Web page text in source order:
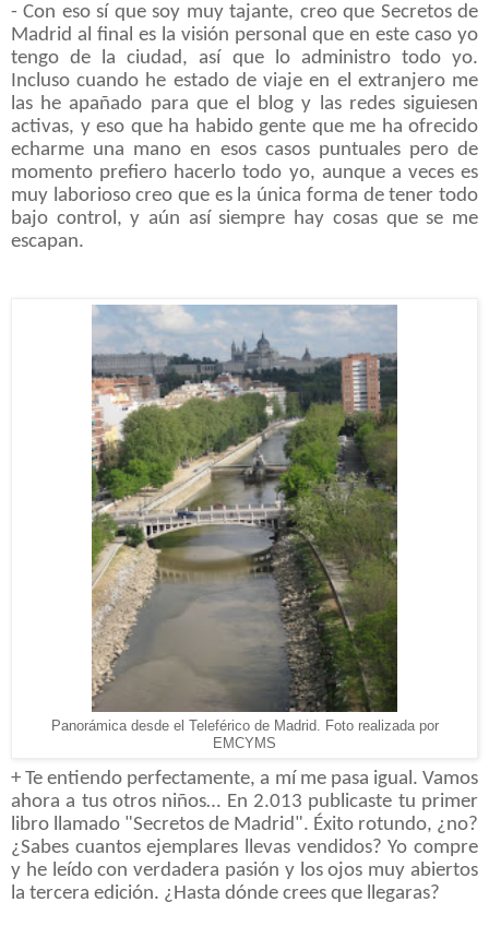
- Con eso sí que soy muy tajante, creo que Secretos de
Madrid al final es la visión personal que en este caso yo
tengo de la ciudad, así que lo administro todo yo.
Incluso cuando he estado de viaje en el extranjero me
las he apañado para que el blog y las redes siguiesen
activas, y eso que ha habido gente que me ha ofrecido
echarme una mano en esos casos puntuales pero de
momento prefiero hacerlo todo yo, aunque a veces es
muy laborioso creo que es la única forma de tener todo
bajo control, y aún así siempre hay cosas que se me
escapan.
Panorámica desde el Teleférico de Madrid. Foto realizada por
EMCYMS
+ Te entiendo perfectamente, a mí me pasa igual. Vamos
ahora a tus otros niños… En 2.013 publicaste tu primer
libro llamado "Secretos de Madrid". Éxito rotundo, ¿no?
¿Sabes cuantos ejemplares llevas vendidos? Yo compre
y he leído con verdadera pasión y los ojos muy abiertos
la tercera edición. ¿Hasta dónde crees que llegaras?